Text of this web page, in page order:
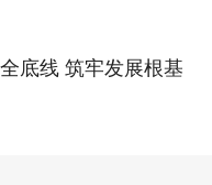
底线 筑牢发展根基